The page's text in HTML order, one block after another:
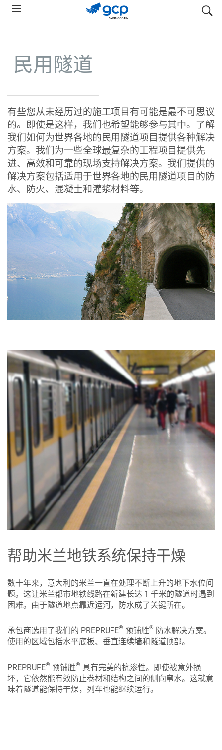
Skip
搜索
民用隧道
有些您从未经历过的施工项目有可能是最不可思议
的。即使是这样，我们也希望能够参与其中。了解
我们如何为世界各地的民用隧道项目提供各种解决
方案。我们为一些全球最复杂的工程项目提供先
进、高效和可靠的现场支持解决方案。我们提供的
解决方案包括适用于世界各地的民用隧道项目的防
水、防火、混凝土和灌浆材料等。
帮助米兰地铁系统保持干燥
数十年来，意大利的米兰一直在处理不断上升的地下水位问
题。这让米兰都市地铁线路在新建长达 1 千米的隧道时遇到
困难。由于隧道地点靠近运河，防水成了关键所在。
承包商选用了我们的 PREPRUFE® 预铺胜® 防水解决方案。
使用的区域包括水平底板、垂直连续墙和隧道顶部。
PREPRUFE® 预铺胜® 具有完美的抗渗性。即使被意外损
坏，它依然能有效防止卷材和结构之间的侧向窜水。这就意
味着隧道能保持干燥，列车也能继续运行。